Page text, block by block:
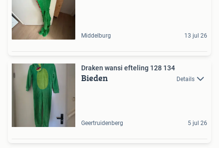
Middelburg 13 jul 26
Draken wansi efteling 128 134
Bieden Details
Geertruidenberg 5 jul 26